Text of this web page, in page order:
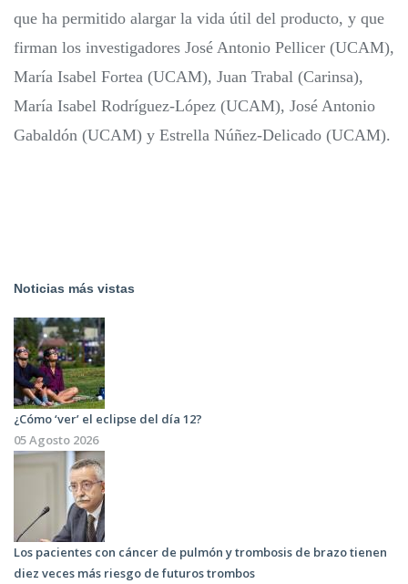
que ha permitido alargar la vida útil del producto, y que
firman los investigadores José Antonio Pellicer (UCAM),
María Isabel Fortea (UCAM), Juan Trabal (Carinsa),
María Isabel Rodríguez-López (UCAM), José Antonio
Gabaldón (UCAM) y Estrella Núñez-Delicado (UCAM).
Noticias más vistas
¿Cómo ‘ver’ el eclipse del día 12?
05 Agosto 2026
Los pacientes con cáncer de pulmón y trombosis de brazo tienen
diez veces más riesgo de futuros trombos